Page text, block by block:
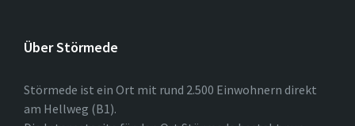
Über Störmede
Störmede ist ein Ort mit rund 2.500 Einwohnern direkt
am Hellweg (B1).